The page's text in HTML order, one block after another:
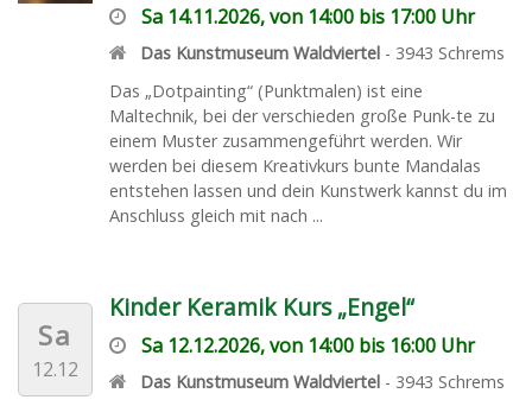
Sa 14.11.2026, von 14:00 bis 17:00 Uhr
Das Kunstmuseum Waldviertel - 3943 Schrems
Das „Dotpainting“ (Punktmalen) ist eine
Maltechnik, bei der verschieden große Punk-te zu
einem Muster zusammengeführt werden. Wir
werden bei diesem Kreativkurs bunte Mandalas
entstehen lassen und dein Kunstwerk kannst du im
Anschluss gleich mit nach ...
Sa
12.12
Kinder Keramik Kurs „Engel“
Sa 12.12.2026, von 14:00 bis 16:00 Uhr
Das Kunstmuseum Waldviertel - 3943 Schrems